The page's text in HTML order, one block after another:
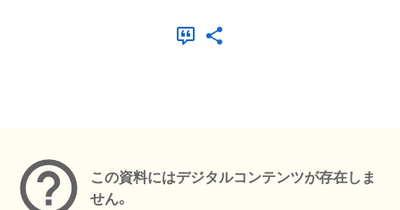
この資料にはデジタルコンテンツが存在しま
せん。